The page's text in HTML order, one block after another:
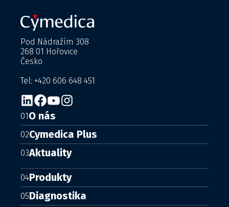
Pod Nádražím 308
268 01 Hořovice
Česko
Tel: +420 606 648 451
01O nás
02Cymedica Plus
03Aktuality
04Produkty
05Diagnostika